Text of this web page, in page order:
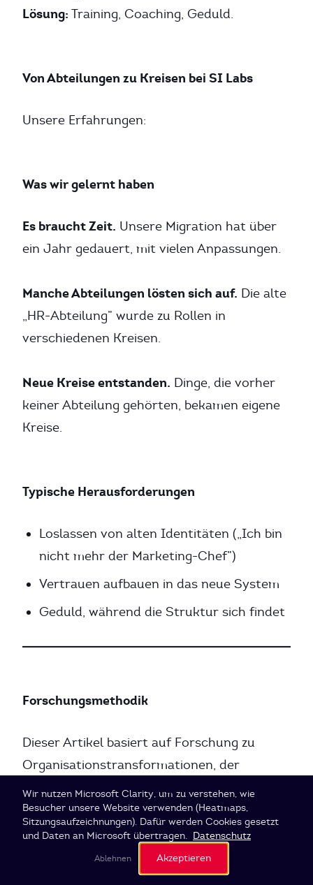
Lösung: Training, Coaching, Geduld.
Von Abteilungen zu Kreisen bei SI Labs
Unsere Erfahrungen:
Was wir gelernt haben
Es braucht Zeit. Unsere Migration hat über
ein Jahr gedauert, mit vielen Anpassungen.
Manche Abteilungen lösten sich auf. Die alte
„HR-Abteilung” wurde zu Rollen in
verschiedenen Kreisen.
Neue Kreise entstanden. Dinge, die vorher
keiner Abteilung gehörten, bekamen eigene
Kreise.
Typische Herausforderungen
Loslassen von alten Identitäten („Ich bin
nicht mehr der Marketing-Chef”)
Vertrauen aufbauen in das neue System
Geduld, während die Struktur sich findet
Forschungsmethodik
Dieser Artikel basiert auf Forschung zu
Organisationstransformationen, der
Holacracy-Literatur und unserer
praktischen Erfahrung bei SI Labs und
Beratungsprojekten.
Cookie-Einstellungen
Wir nutzen Microsoft Clarity, um zu verstehen, wie
Besucher unsere Website verwenden (Heatmaps,
Sitzungsaufzeichnungen). Dafür werden Cookies gesetzt
und Daten an Microsoft übertragen. Datenschutz
Ablehnen Akzeptieren